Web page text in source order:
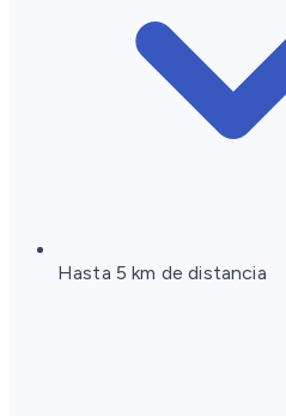
Hasta 5 km de distancia